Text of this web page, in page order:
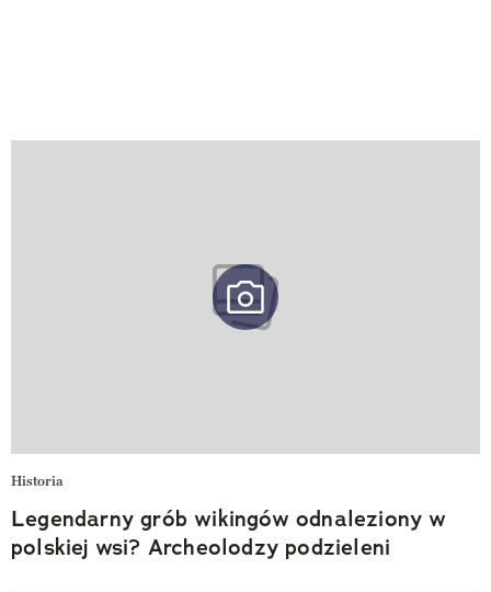
Historia
Legendarny grób wikingów odnaleziony w
polskiej wsi? Archeolodzy podzieleni